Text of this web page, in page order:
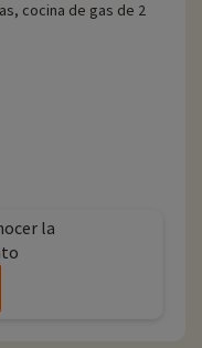
cocina de gas de 2
la